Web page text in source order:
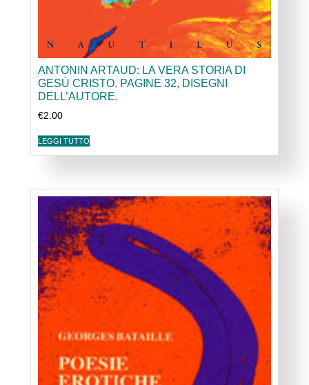
ANTONIN ARTAUD: LA VERA STORIA DI
GESÙ CRISTO. PAGINE 32, DISEGNI
DELL’AUTORE.
€2.00
LEGGI TUTTO